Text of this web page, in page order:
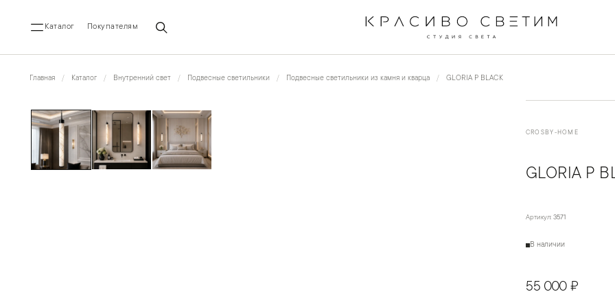
Каталог Покупателям
Главная Каталог Внутренний свет Подвесные светильники Подвесные светильники из камня и кварца GLORIA P BLACK
← 1/ →
CROSBY-HOME
GLORIA P
Артикул: 3571
В наличии
55 000 ₽